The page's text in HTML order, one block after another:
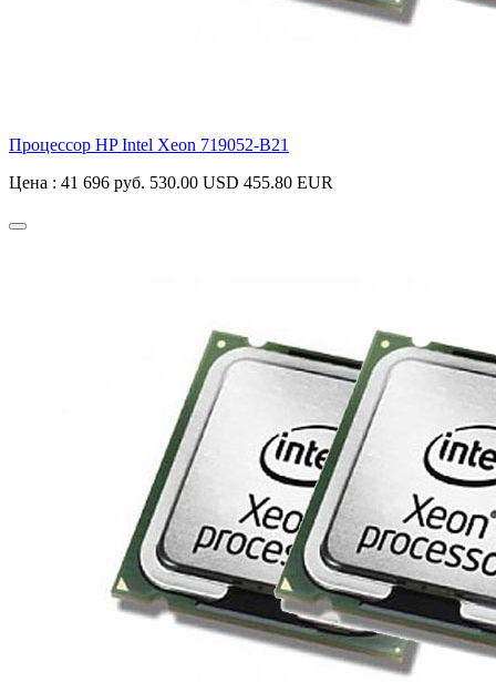
Процессор HP Intel Xeon 719052-B21
Цена : 41 696 руб. 530.00 USD 455.80 EUR